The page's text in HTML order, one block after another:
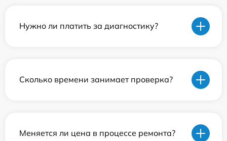
Нужно ли платить за диагностику?
Сколько времени занимает проверка?
Меняется ли цена в процессе ремонта?